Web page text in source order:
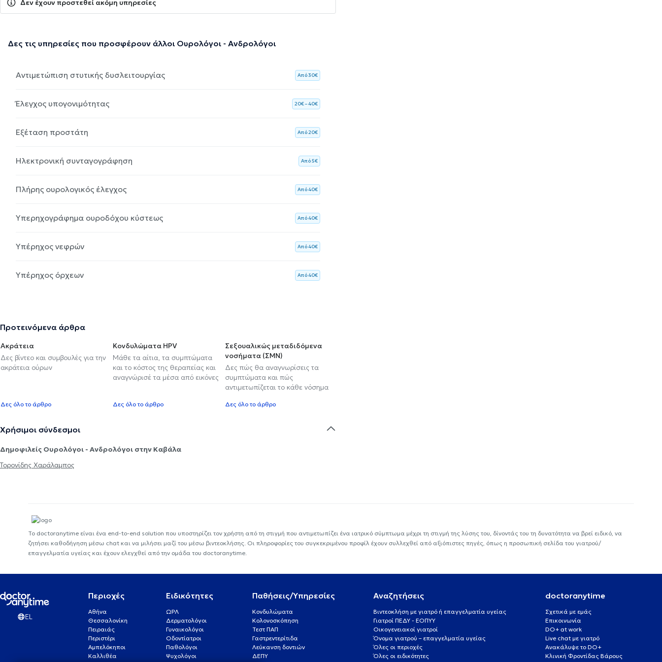
Δεν έχουν προστεθεί ακόμη υπηρεσίες
Δες τις υπηρεσίες που προσφέρουν άλλοι Ουρολόγοι - Ανδρολόγοι
Αντιμετώπιση στυτικής δυσλειτουργίας Aπό 30€
Έλεγχος υπογονιμότητας 20€ – 40€
Εξέταση προστάτη Aπό 20€
Ηλεκτρονική συνταγογράφηση Aπό 5€
Πλήρης ουρολογικός έλεγχος Aπό 40€
Υπερηχογράφημα ουροδόχου κύστεως Aπό 40€
Υπέρηχος νεφρών Aπό 40€
Υπέρηχος όρχεων Aπό 40€
Προτεινόμενα άρθρα
Ακράτεια
Δες βίντεο και συμβουλές για την
ακράτεια ούρων
Δες όλο το άρθρο
Κονδυλώματα HPV
Μάθε τα αίτια, τα συμπτώματα
και το κόστος της θεραπείας και
αναγνώρισέ τα μέσα από εικόνες
Δες όλο το άρθρο
Σεξουαλικώς μεταδιδόμενα
νοσήματα (ΣΜΝ)
Δες πώς θα αναγνωρίσεις τα
συμπτώματα και πώς
αντιμετωπίζεται το κάθε νόσημα
Δες όλο το άρθρο
Χρήσιμοι σύνδεσμοι
Δημοφιλείς Ουρολόγοι - Ανδρολόγοι στην Καβάλα
Τορονίδης Χαράλαμπος
Το doctoranytime είναι ένα end-to-end solution που υποστηρίζει τον χρήστη από τη στιγμή που αντιμετωπίζει ένα ιατρικό σύμπτωμα μέχρι τη στιγμή της λύσης του, δίνοντάς του τη δυνατότητα να βρεί ειδικό, να
ζητήσει καθοδήγηση μέσω chat και να μιλήσει μαζί του μέσω βιντεοκλήσης. Οι πληροφορίες του συγκεκριμένου προφίλ έχουν συλλεχθεί από αξιόπιστες πηγές, όπως η προσωπική σελίδα του γιατρού/
επαγγελματία υγείας και έχουν ελεγχθεί από την ομάδα του doctoranytime.
EL
Περιοχές
Αθήνα
Θεσσαλονίκη
Πειραιάς
Περιστέρι
Αμπελόκηποι
Καλλιθέα
Ειδικότητες
ΩΡΛ
Δερματολόγοι
Γυναικολόγοι
Οδοντίατροι
Παθολόγοι
Ψυχολόγοι
Παθήσεις/Υπηρεσίες
Κονδυλώματα
Κολονοσκόπηση
Τεστ ΠΑΠ
Γαστρεντερίτιδα
Λεύκανση δοντιών
ΔΕΠΥ
Αναζητήσεις
Βιντεοκλήση με γιατρό ή επαγγελματία υγείας
Γιατροί ΠΕΔΥ - ΕΟΠΥΥ
Οικογενειακοί γιατροί
Όνομα γιατρού – επαγγελματία υγείας
Όλες οι περιοχές
Όλες οι ειδικότητες
doctoranytime
Σχετικά με εμάς
Επικοινωνία
DO+ at work
Live chat με γιατρό
Ανακάλυψε το DO+
Κλινική Φροντίδας Βάρους